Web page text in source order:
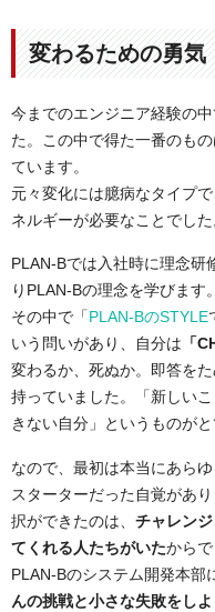
変わるための勇気
今までのエンジニア経験の
た。この中で得た一番のも
ています。
元々変化には臆病なタイプ
ネルギーが必要なことでした
PLAN-Bでは入社時に理念研
りPLAN-Bの理念を学びます。
その中で「PLAN-BのSTYLE
いう問いがあり、自分は 「
変わるか、死ぬか。即答を
持っていました。「新しい
きない自分」というものが
なので、最初は本当にあら
スターターだった自覚があ
択ができたのは、 チャレン
てくれる人たちがいたからで
PLAN-Bのシステム開発本部
んの挑戦と小さな失敗をしよ